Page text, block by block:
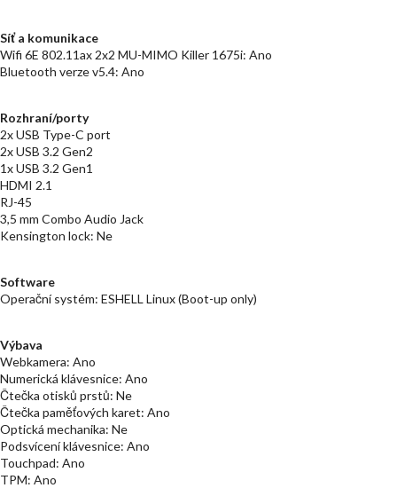
Síť a komunikace
Wifi 6E 802.11ax 2x2 MU-MIMO Killer 1675i: Ano
Bluetooth verze v5.4: Ano
Rozhraní/porty
2x USB Type-C port
2x USB 3.2 Gen2
1x USB 3.2 Gen1
HDMI 2.1
RJ-45
3,5 mm Combo Audio Jack
Kensington lock: Ne
Software
Operační systém: ESHELL Linux (Boot-up only)
Výbava
Webkamera: Ano
Numerická klávesnice: Ano
Čtečka otisků prstů: Ne
Čtečka paměťových karet: Ano
Optická mechanika: Ne
Podsvícení klávesnice: Ano
Touchpad: Ano
TPM: Ano